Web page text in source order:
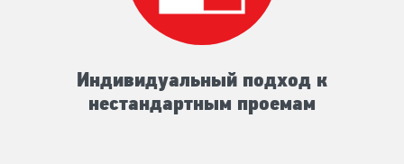
Индивидуальный подход к
нестандартным проемам